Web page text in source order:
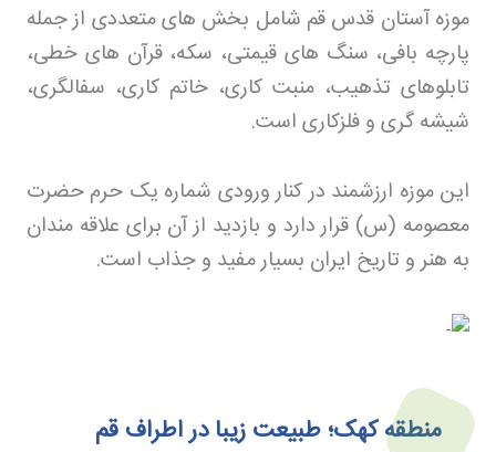
موزه آستان قدس قم شامل بخش های متعددی از جمله
پارچه بافی، سنگ های قیمتی، سکه، قرآن های خطی،
تابلوهای تذهیب، منبت کاری، خاتم کاری، سفالگری،
شیشه گری و فلزکاری است.
این موزه ارزشمند در کنار ورودی شماره یک حرم حضرت
معصومه (س) قرار دارد و بازدید از آن برای علاقه مندان
به هنر و تاریخ ایران بسیار مفید و جذاب است.
منطقه کهک؛ طبیعت زیبا در اطراف قم